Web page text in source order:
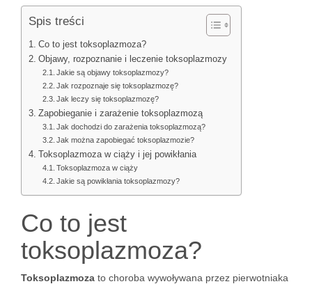
Spis treści
Co to jest toksoplazmoza?
Objawy, rozpoznanie i leczenie toksoplazmozy
Jakie są objawy toksoplazmozy?
Jak rozpoznaje się toksoplazmozę?
Jak leczy się toksoplazmozę?
Zapobieganie i zarażenie toksoplazmozą
Jak dochodzi do zarażenia toksoplazmozą?
Jak można zapobiegać toksoplazmozie?
Toksoplazmoza w ciąży i jej powikłania
Toksoplazmoza w ciąży
Jakie są powikłania toksoplazmozy?
Co to jest
toksoplazmoza?
Toksoplazmoza to choroba wywoływana przez pierwotniaka